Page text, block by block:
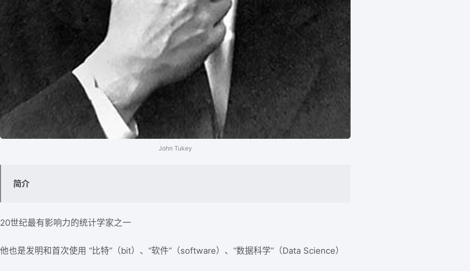
John Tukey
简介
20世纪最有影响力的统计学家之一
他也是发明和首次使用 “比特”（bit）、“软件”（software）、“数据科学”（Data Science）